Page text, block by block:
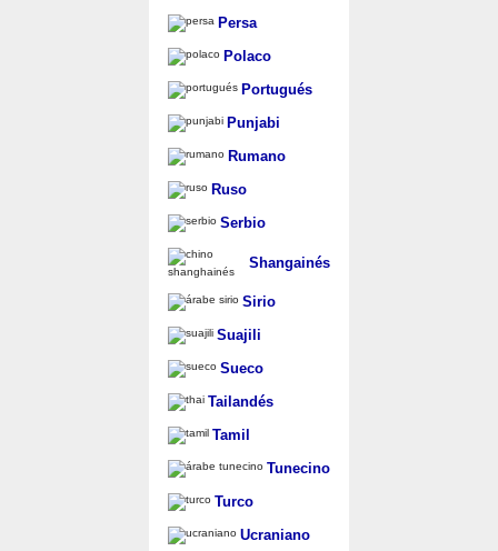
Persa
Polaco
Portugués
Punjabi
Rumano
Ruso
Serbio
Shangainés
Sirio
Suajili
Sueco
Tailandés
Tamil
Tunecino
Turco
Ucraniano